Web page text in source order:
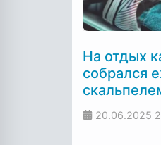
На отдых
собрался
20.06.2025